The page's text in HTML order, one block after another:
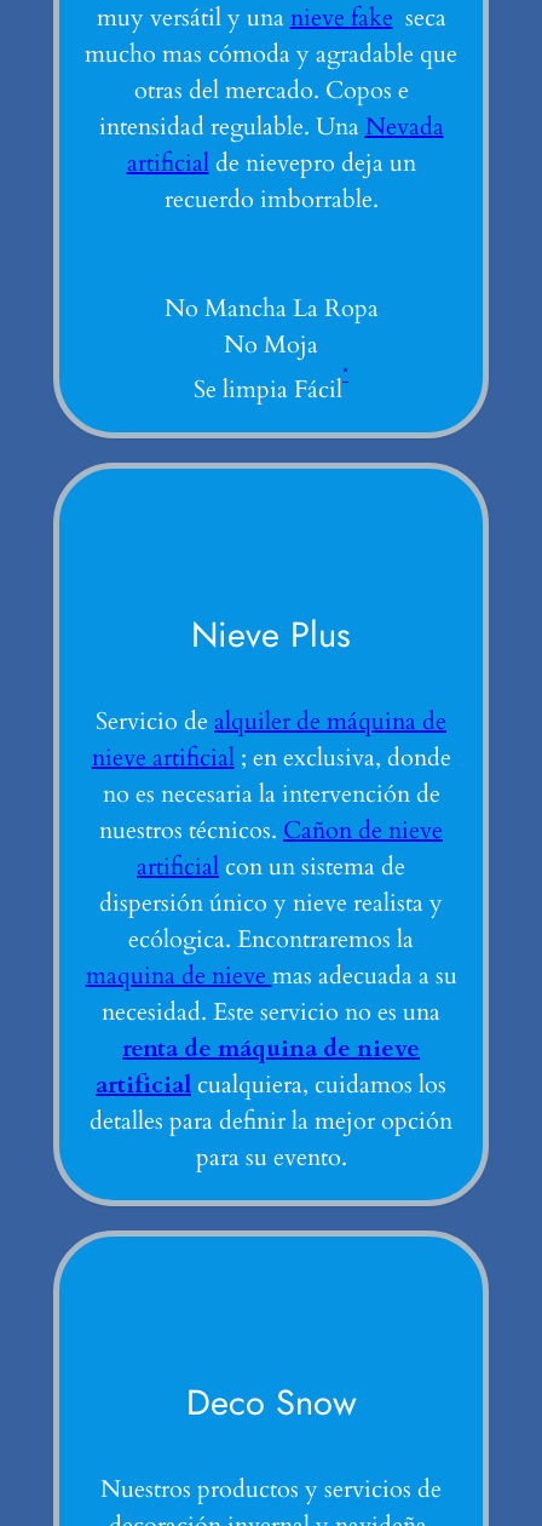
muy versátil y una nieve fake seca
mucho mas cómoda y agradable que
otras del mercado. Copos e
intensidad regulable. Una Nevada
artificialde nievepro deja un
recuerdo imborrable.
No Mancha La Ropa
No Moja
Se limpia Fácil*
Nieve Plus
Servicio de alquiler de máquina de
nieve artificial; en exclusiva, donde
no es necesaria la intervención de
nuestros técnicos. Cañon de nieve
artificialcon un sistema de
dispersión único y nieve realista y
ecólogica. Encontraremos la
maquina de nieve mas adecuada a su
necesidad. Este servicio no es una
renta de máquina de nieve
artificialcualquiera, cuidamos los
detalles para definir la mejor opción
para su evento.
Deco Snow
Nuestros productos y servicios de